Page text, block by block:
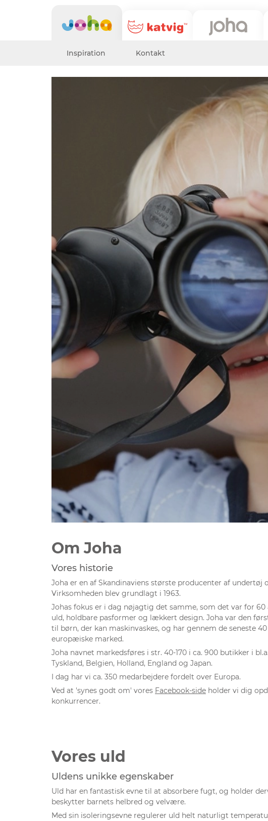
Inspiration Kontakt
Om Joha
Vores historie
Joha er en af Skandinaviens største producenter af
Virksomheden blev grundlagt i 1963.
Johas fokus er i dag nøjagtig det samme, som det var for
uld, holdbare pasformer og lækkert design. Joha var den
til børn, der kan maskinvaskes, og har gennem de seneste
europæiske marked.
Joha navnet markedsføres i str. 40-170 i ca. 900 butikker i
Tyskland, Belgien, Holland, England og Japan.
I dag har vi ca. 350 medarbejdere fordelt over Europa.
Ved at 'synes godt om' vores Facebook-side holder vi dig
konkurrencer.
Vores uld
Uldens unikke egenskaber
Uld har en fantastisk evne til at absorbere fugt, og holder
beskytter barnets helbred og velvære.
Med sin isoleringsevne regulerer uld helt naturligt